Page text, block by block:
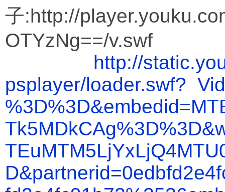
子:http://
OTYzNg==/v.swf
http://
psplayer/loader.swf?